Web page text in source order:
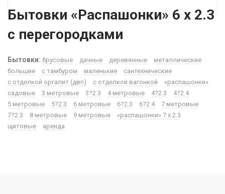
Бытовки «Распашонки» 6 х 2.3
с перегородками
Бытовки: брусовые дачные деревянные
металлические
большие
с тамбуром маленькие
сантехнические
с отделкой оргалит (двп)
с отделкой вагонкой
«распашонки»
садовые
3 метровые 3?2.3 4 метровые 4?2.3
4?2.4
5 метровые
5?2.3 6 метровые 6?2.3 6?2.4
7 метровые
7?2.3
8 метровые 9 метровые
«распашонки» 7 х 2.3
щитовые
аренда